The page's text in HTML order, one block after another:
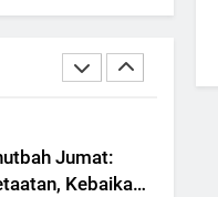
Dipelajari oleh
Sekarang (2)
Limpahan
Allah
Jumat:
Kebaikan